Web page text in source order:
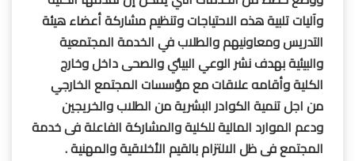
وآليات تلبية هذه الاحتياجات وتنظيم مشاركة أعضاء هيئة
التدريس ومعاونيهم والطلاب في الخدمة المجتمعية
والبيئية بهدف نشر الوعي البيئي والصحى داخل وخارج
الكلية وأقامه علاقات مع مؤسسات المجتمع الخارجي
من اجل تنمية الكوادر البشرية من الطلاب والخريجين
ودعم الموارد المالية للكلية والمشاركة الفاعلة فى خدمة
المجتمع فى ظل الالتزام بالقيم الأخلاقية والمهنية .